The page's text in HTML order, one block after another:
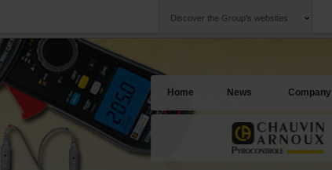
Discover the Group's websites
Home News Company